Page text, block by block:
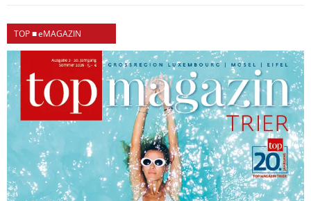
TOP ■ eMAGAZIN